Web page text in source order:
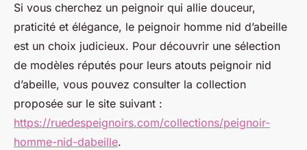
Si vous cherchez un peignoir qui allie douceur,
praticité et élégance, le peignoir homme nid d’abeille
est un choix judicieux. Pour découvrir une sélection
de modèles réputés pour leurs atouts peignoir nid
d’abeille, vous pouvez consulter la collection
proposée sur le site suivant :
https://ruedespeignoirs.com/collections/peignoir-
homme-nid-dabeille.